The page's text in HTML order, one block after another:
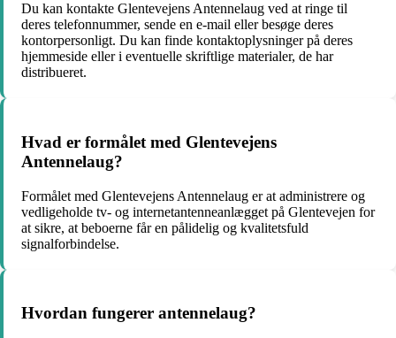
Du kan kontakte Glentevejens Antennelaug ved at ringe til
deres telefonnummer, sende en e-mail eller besøge deres
kontorpersonligt. Du kan finde kontaktoplysninger på deres
hjemmeside eller i eventuelle skriftlige materialer, de har
distribueret.
Hvad er formålet med Glentevejens
Antennelaug?
Formålet med Glentevejens Antennelaug er at administrere og
vedligeholde tv- og internetantenneanlægget på Glentevejen for
at sikre, at beboerne får en pålidelig og kvalitetsfuld
signalforbindelse.
Hvordan fungerer antennelaug?